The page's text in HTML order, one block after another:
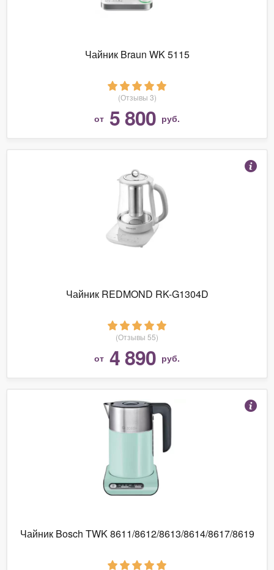
Чайник Braun WK 5115
(Отзывы 3)
от 5 800 руб.
Чайник REDMOND RK-G1304D
(Отзывы 55)
от 4 890 руб.
Чайник Bosch TWK 8611/8612/8613/8614/8617/8619